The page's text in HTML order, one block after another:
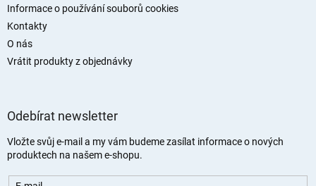
Informace o používání souborů cookies
Kontakty
O nás
Vrátit produkty z objednávky
Odebírat newsletter
Vložte svůj e-mail a my vám budeme zasílat informace o nových
produktech na našem e-shopu.